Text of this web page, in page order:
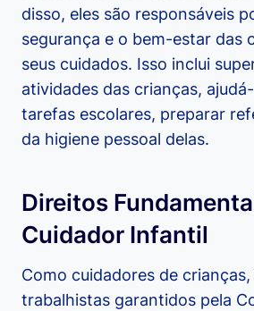
disso, eles são responsáveis
segurança e o bem-estar das
seus cuidados. Isso inclui
atividades das crianças,
tarefas escolares, preparar
da higiene pessoal delas.
Direitos
Cuidador Infantil
Como cuidadores de
trabalhistas garantidos pela